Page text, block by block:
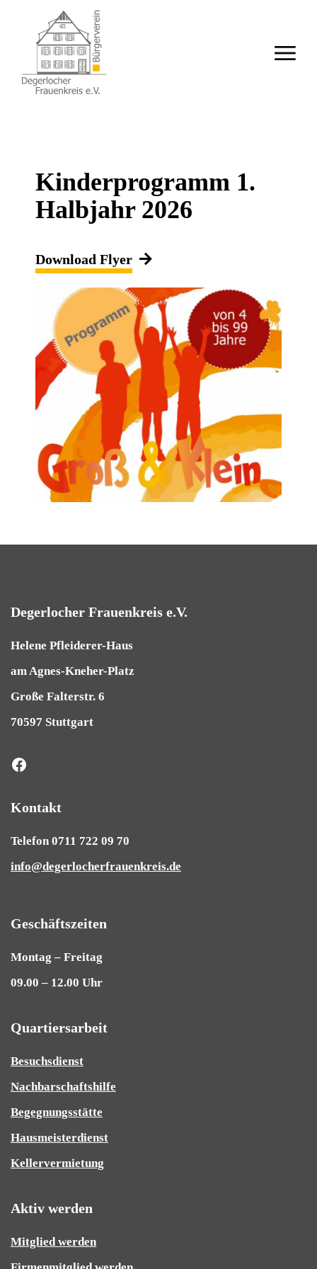
Kinderprogramm 1.
Halbjahr 2026
Download Flyer
Degerlocher Frauenkreis e.V.
Helene Pfleiderer-Haus
am Agnes-Kneher-Platz
Große Falterstr. 6
70597 Stuttgart
Kontakt
Telefon 0711 722 09 70
info@degerlocherfrauenkreis.de
Geschäftszeiten
Montag – Freitag
09.00 – 12.00 Uhr
Quartiersarbeit
Besuchsdienst
Nachbarschaftshilfe
Begegnungsstätte
Hausmeisterdienst
Kellervermietung
Aktiv werden
Mitglied werden